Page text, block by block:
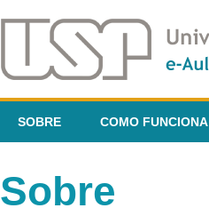
SOBRE COMO FUNCIONA
Sobre